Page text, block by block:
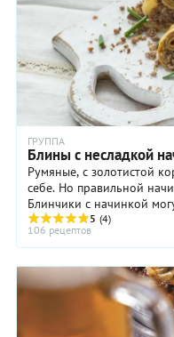
ГРУППА
Блины с несладкой
Румяные, с золотистой
себе. Но правильной
Блинчики с начинкой
шоколадом, свежими
5 (4)
106 рецептов